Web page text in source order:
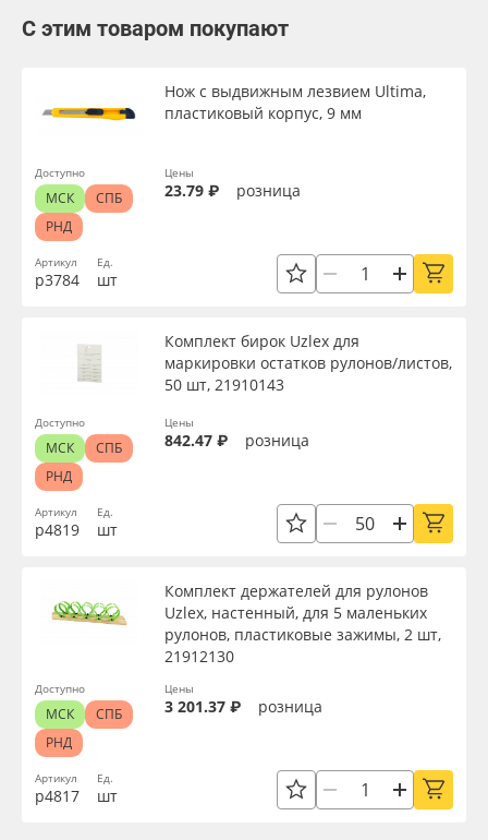
С этим товаром покупают
Артикул
р3784
Нож с выдвижным лезвием Ultima,
пластиковый корпус, 9 мм
Ед.
шт
Цены
23.79 ₽ розница
Доступно
МСК
СПБ
РНД
Артикул
р4819
Комплект бирок Uzlex для
маркировки остатков рулонов/листов,
50 шт, 21910143
Ед.
шт
Цены
842.47 ₽ розница
Доступно
МСК
СПБ
РНД
Артикул
р4817
Комплект держателей для рулонов
Uzlex, настенный, для 5 маленьких
рулонов, пластиковые зажимы, 2 шт,
21912130
Ед.
шт
Цены
3 201.37 ₽ розница
Доступно
МСК
СПБ
РНД